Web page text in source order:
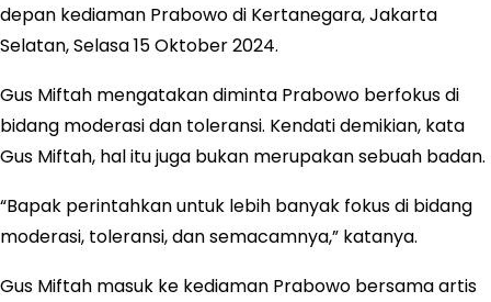
depan kediaman Prabowo di Kertanegara, Jakarta
Selatan, Selasa 15 Oktober 2024.
Gus Miftah mengatakan diminta Prabowo berfokus di
bidang moderasi dan toleransi. Kendati demikian, kata
Gus Miftah, hal itu juga bukan merupakan sebuah badan.
“Bapak perintahkan untuk lebih banyak fokus di bidang
moderasi, toleransi, dan semacamnya,” katanya.
Gus Miftah masuk ke kediaman Prabowo bersama artis